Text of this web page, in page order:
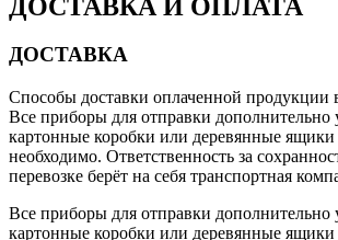
ДОСТАВКА И ОПЛАТА
ДОСТАВКА
Способы доставки оплаченной продукции
Все приборы для отправки дополнительно
картонные коробки или деревянные ящики
необходимо. Ответственность за
перевозке берёт на себя транспортная
Все приборы для отправки дополнительно
картонные коробки или деревянные ящики